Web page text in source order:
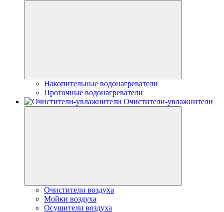
Накопительные водонагреватели
Проточные водонагреватели
Очистители-увлажнители
Очистители воздуха
Мойки воздуха
Осушители воздуха